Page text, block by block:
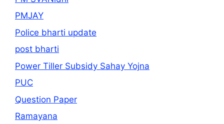
PMJAY
Police bharti update
post bharti
Power Tiller Subsidy Sahay Yojna
PUC
Question Paper
Ramayana